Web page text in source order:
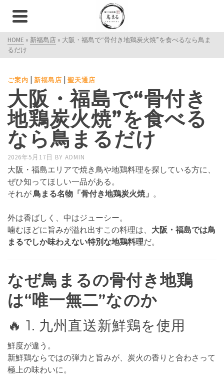
HOME » 新福島店 » 大阪・福島で“骨付き地鶏炭火焼”を食べるなら鳥ま
るだけ
ご案内 | 新福島店 | 聖天通店
大阪・福島で“骨付き
地鶏炭火焼”を食べる
なら鳥まるだけ
2026年5月17日 BY ADMIN
大阪・福島エリアで焼き鳥や地鶏料理を探している方に、
ぜひ知ってほしい一品がある。
それが鳥まる名物「骨付き地鶏炭火焼」 。
外は香ばしく、中はジューシー。
噛むほどに旨みが溢れ出すこの料理は、 大阪・福島では鳥
まるでしか味わえない特別な地鶏料理だ。
なぜ鳥まるの骨付き地鶏
は“唯一無二”なのか
🔥 1. 九州直送新鮮鶏を使用
鮮度が違う。
新鮮鶏ならではの弾力と旨みが、炭火の香りと合わさって
極上の味わいに。